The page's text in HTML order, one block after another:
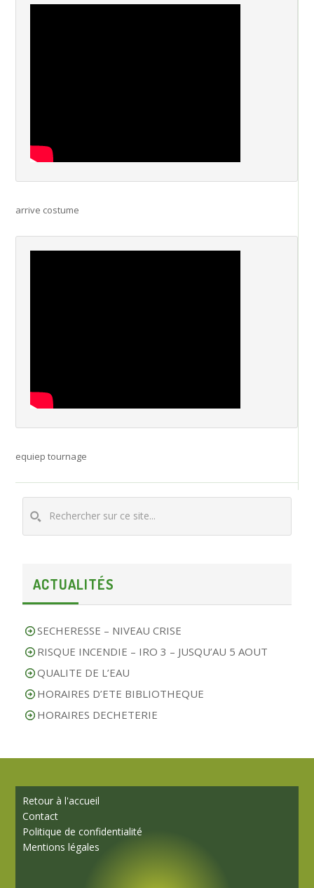
arrive costume
equiep tournage
ACTUALITÉS
SECHERESSE – NIVEAU CRISE
RISQUE INCENDIE – IRO 3 – JUSQU’AU 5 AOUT
QUALITE DE L’EAU
HORAIRES D’ETE BIBLIOTHEQUE
HORAIRES DECHETERIE
Retour à l'accueil
Contact
Politique de confidentialité
Mentions légales